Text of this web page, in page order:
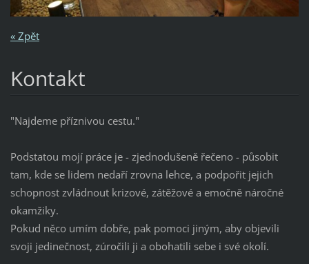
« Zpět
Kontakt
"Najdeme příznivou cestu."
Podstatou mojí práce je - zjednodušeně řečeno - působit
tam, kde se lidem nedaří zrovna lehce, a podpořit jejich
schopnost zvládnout krizové, zátěžové a emočně náročné
okamžiky.
Pokud něco umím dobře, pak pomoci jiným, aby objevili
svoji jedinečnost, zúročili ji a obohatili sebe i své okolí.